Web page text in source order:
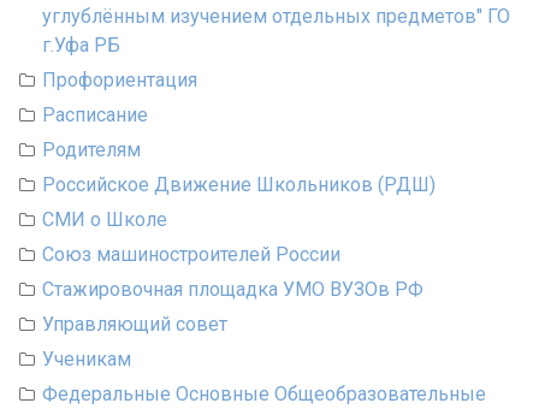
углублённым изучением отдельных предметов" ГО
г.Уфа РБ
Профориентация
Расписание
Родителям
Российское Движение Школьников (РДШ)
СМИ о Школе
Союз машиностроителей России
Стажировочная площадка УМО ВУЗОв РФ
Управляющий совет
Ученикам
Федеральные Основные Общеобразовательные